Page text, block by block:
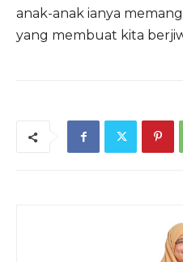
anak-anak ianya
yang membuat kita